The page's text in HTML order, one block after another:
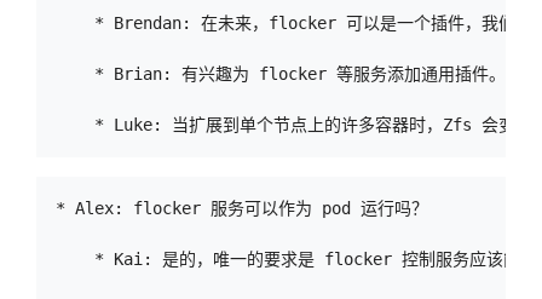
* Brendan: 在未来，flocker 可以是一个插件，我们将
    * Brian: 有兴趣为 flocker 等服务添加通用插件。
* Alex: flocker 服务可以作为 pod 运行吗？
* Kai: 是的，唯一的要求是 flocker 控制服务应该能